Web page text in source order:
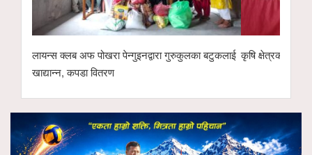
लायन्स क्लब अफ पोखरा पेन्गुइनद्वारा गुरुकुलका बटुकलाई
खाद्यान्न, कपडा वितरण
कृषि क्षेत्रको